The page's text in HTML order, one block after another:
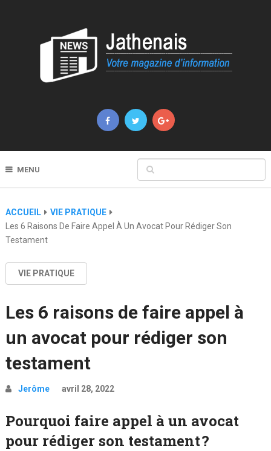
MENU
ACCUEIL
VIE PRATIQUE
Les 6 Raisons De Faire Appel À Un Avocat Pour Rédiger Son
Testament
VIE PRATIQUE
Les 6 raisons de faire appel à
un avocat pour rédiger son
testament
Jerôme avril 28, 2022
Pourquoi faire appel à un avocat
pour rédiger son testament ?